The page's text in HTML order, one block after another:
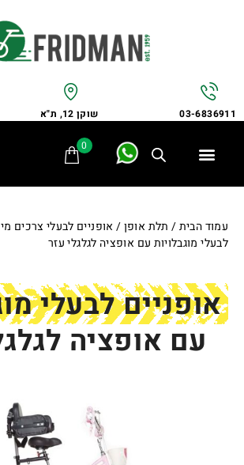
03-6836911 שוקן 12, ת"א
0
עמוד הבית/ תלת אופן/ אופניים לבעלי צרכים
לבעלי מוגבלויות עם אופציה לגלגלי עזר
אופניים לבעלי
עם אופציה